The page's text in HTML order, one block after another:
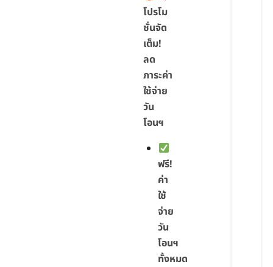
โปรโม
ชั่นจัด
เต็ม!
ลด
ภาระค่า
ใช้จ่าย
วัน
โอนฯ
ฟรี!
ค่า
ใช้
จ่าย
วัน
โอนฯ
ทั้งหมด